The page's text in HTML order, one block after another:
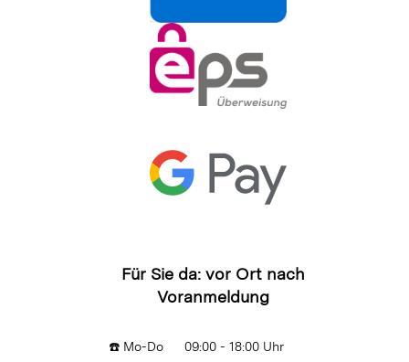
Für Sie da: vor Ort nach
Voranmeldung
☎️ Mo-Do 09:00 - 18:00 Uhr